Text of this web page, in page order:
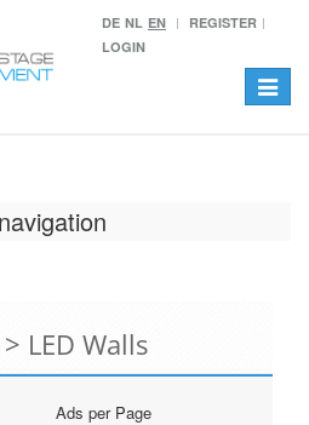
DE NL EN
REGISTER
LOGIN
Toggle
LED Walls
Ads per Page